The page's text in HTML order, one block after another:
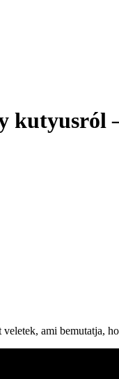
kutyusról
ami bemutatja,